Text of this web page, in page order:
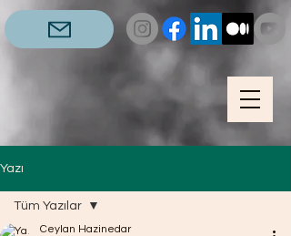
Yazı
Tüm Yazılar
Ceylan Hazinedar